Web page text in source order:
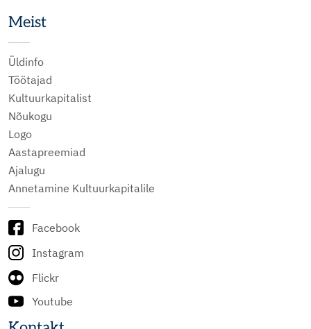
Meist
Üldinfo
Töötajad
Kultuurkapitalist
Nõukogu
Logo
Aastapreemiad
Ajalugu
Annetamine Kultuurkapitalile
Facebook
Instagram
Flickr
Youtube